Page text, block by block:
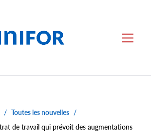
Menu
/ Toutes les nouvelles /
de travail qui prévoit des augmentations